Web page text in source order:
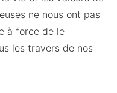
ne nous ont pas
à force de le
les travers de nos